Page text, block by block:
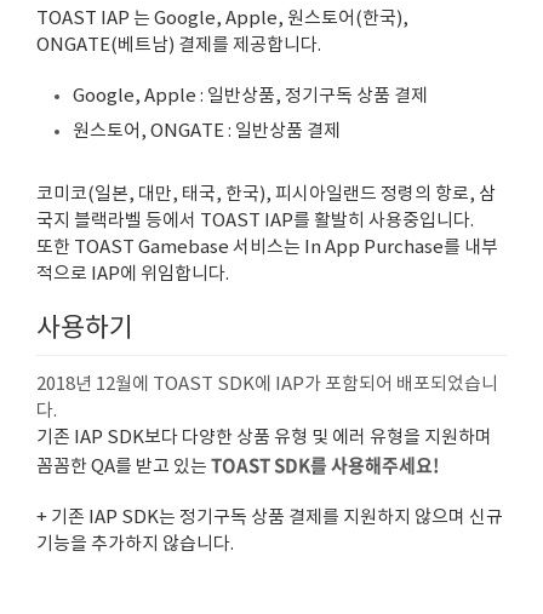
TOAST IAP 는 Google, Apple, 원스토어(한국),
ONGATE(베트남) 결제를 제공합니다.
Google, Apple : 일반상품, 정기구독 상품 결제
원스토어, ONGATE : 일반상품 결제
코미코(일본, 대만, 태국, 한국), 피시아일랜드 정령의 항로, 삼
국지 블랙라벨 등에서 TOAST IAP를 활발히 사용중입니다.
또한 TOAST Gamebase 서비스는 In App Purchase를 내부
적으로 IAP에 위임합니다.
사용하기
2018년 12월에 TOAST SDK에 IAP가 포함되어 배포되었습니
다.
기존 IAP SDK보다 다양한 상품 유형 및 에러 유형을 지원하며
꼼꼼한 QA를 받고 있는 TOAST SDK를 사용해주세요!
+ 기존 IAP SDK는 정기구독 상품 결제를 지원하지 않으며 신규
기능을 추가하지 않습니다.